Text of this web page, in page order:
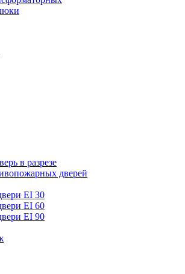
в разрезе
дверей
EI 30
EI 60
EI 90